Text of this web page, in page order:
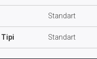
Standart
Standart